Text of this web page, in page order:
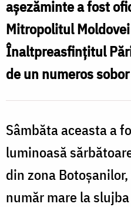
așezăminte a fost
Mitropolitul
Înaltpreasfințitul
de un numeros
Sâmbăta aceasta a
luminoasă
din zona
număr mare la